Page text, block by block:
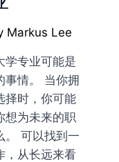
Markus Lee
学专业可能是
事情。 当你拥
择时，你可能
想为未来的职
。 可以找到一
，从长远来看